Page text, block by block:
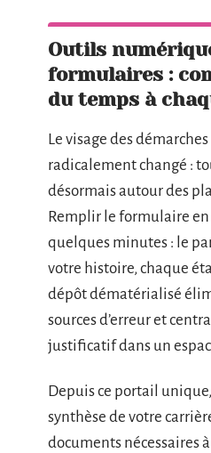
Outils
formulaires :
du temps à
Le visage des
radicalement changé :
désormais autour des
Remplir le formulaire
quelques minutes : le
votre histoire, chaque
dépôt dématérialisé
sources d’erreur et
justificatif dans un
Depuis ce portail
synthèse de votre
documents nécessaires